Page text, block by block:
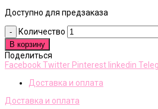
Доступно для предзаказа
Количество
В корзину
Поделиться
Facebook Twitter Pinterest linkedin
Доставка и оплата
Доставка и оплата